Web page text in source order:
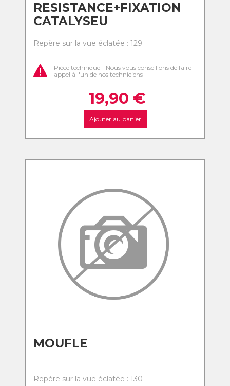
RESISTANCE+FIXATION
CATALYSEU
Repère sur la vue éclatée : 129
Pièce technique - Nous vous conseillons de faire
appel à l'un de nos techniciens
19,90 €
Ajouter au panier
MOUFLE
Repère sur la vue éclatée : 130